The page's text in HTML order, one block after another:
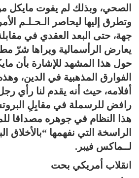
الصحي، وبذلك لم يفوت مايكل
وتطرق إليها ليحاصر الـحـلـم
جهة، حتى البعد العقدي في
يعارض الرأسمالية ويراها شرّ
حول هذا المشهد للإشارة بأن
الفوارق المذهبية في الدين،
أفلامه، حيث أنه يقدم لنا رأي
رافض للرسملة في مقابِلِ
هذا النظام في جوهره مصداقا
الراسخة التي نفهمها “بالأخلاق
لــماكس فيبر.
انقلاب أمريكي بحت